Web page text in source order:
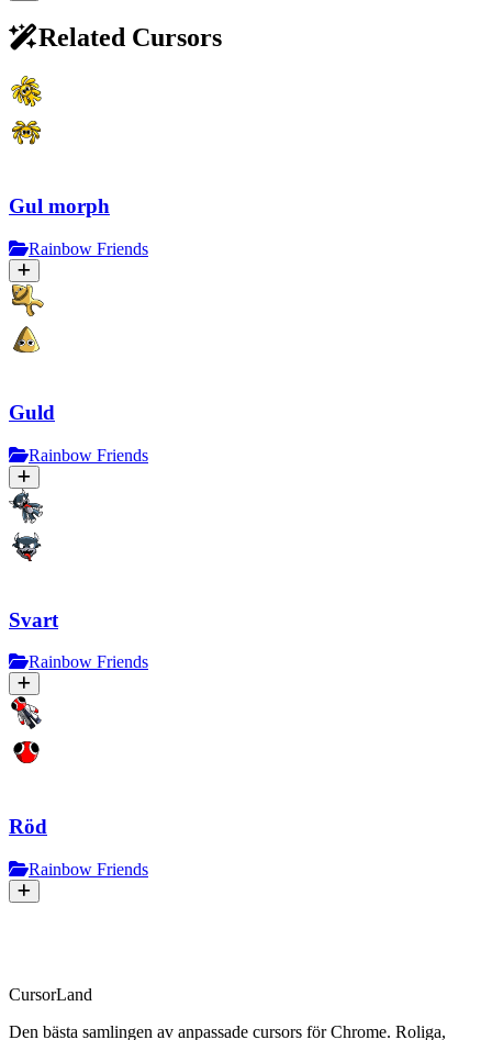
Related Cursors
Gul morph
Rainbow Friends
Guld
Rainbow Friends
Svart
Rainbow Friends
Röd
Rainbow Friends
CursorLand
Den bästa samlingen av anpassade cursors för Chrome. Roliga,